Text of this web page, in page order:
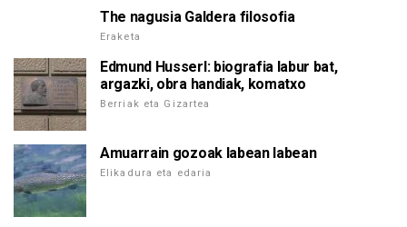
The nagusia Galdera filosofia
Eraketa
Edmund Husserl: biografia labur bat,
argazki, obra handiak, komatxo
Berriak eta Gizartea
Amuarrain gozoak labean labean
Elikadura eta edaria